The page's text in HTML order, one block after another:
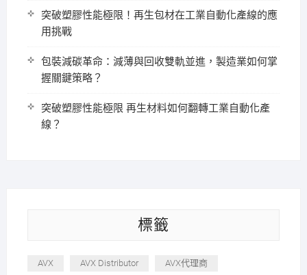
突破塑膠性能極限！再生包材在工業自動化產線的應
用挑戰
包裝減碳革命：減薄與回收雙軌並進，製造業如何掌
握關鍵策略？
突破塑膠性能極限 再生材料如何翻轉工業自動化產
線？
標籤
AVX AVX Distributor AVX代理商